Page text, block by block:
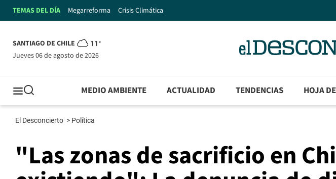
TEMAS DEL DÍA Megarreforma Crisis Climática
SANTIAGO DE CHILE 11°
jueves 06 de agosto de 2026
MEDIO AMBIENTE ACTUALIDAD TENDENCIAS HOJA
El Desconcierto > Política
"Las zonas de sacrificio en